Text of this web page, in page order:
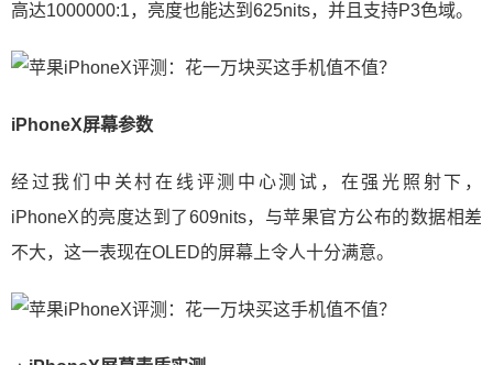
高达1000000:1，亮度也能达到625nits，并且支持P3色域。
iPhoneX屏幕参数
经过我们中关村在线评测中心测试，在强光照射下，
iPhoneX的亮度达到了609nits，与苹果官方公布的数据相差
不大，这一表现在OLED的屏幕上令人十分满意。